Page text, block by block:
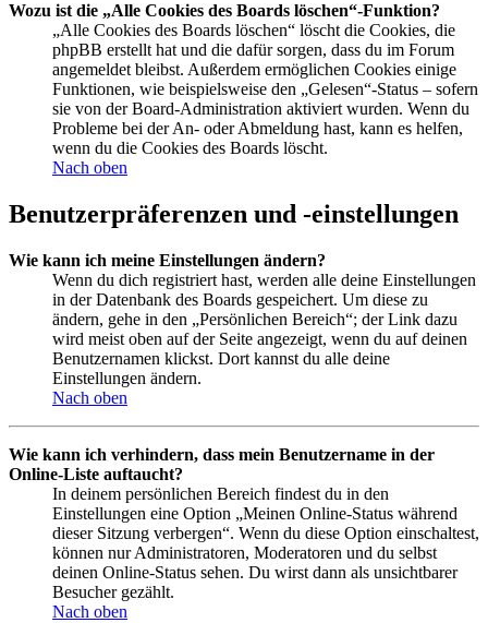
Wozu ist die „Alle Cookies des Boards löschen“-Funktion?
„Alle Cookies des Boards löschen“ löscht die Cookies, die
phpBB erstellt hat und die dafür sorgen, dass du im Forum
angemeldet bleibst. Außerdem ermöglichen Cookies einige
Funktionen, wie beispielsweise den „Gelesen“-Status – sofern
sie von der Board-Administration aktiviert wurden. Wenn du
Probleme bei der An- oder Abmeldung hast, kann es helfen,
wenn du die Cookies des Boards löscht.
Nach oben
Benutzerpräferenzen und -einstellungen
Wie kann ich meine Einstellungen ändern?
Wenn du dich registriert hast, werden alle deine Einstellungen
in der Datenbank des Boards gespeichert. Um diese zu
ändern, gehe in den „Persönlichen Bereich“; der Link dazu
wird meist oben auf der Seite angezeigt, wenn du auf deinen
Benutzernamen klickst. Dort kannst du alle deine
Einstellungen ändern.
Nach oben
Wie kann ich verhindern, dass mein Benutzername in der
Online-Liste auftaucht?
In deinem persönlichen Bereich findest du in den
Einstellungen eine Option „Meinen Online-Status während
dieser Sitzung verbergen“. Wenn du diese Option einschaltest,
können nur Administratoren, Moderatoren und du selbst
deinen Online-Status sehen. Du wirst dann als unsichtbarer
Besucher gezählt.
Nach oben